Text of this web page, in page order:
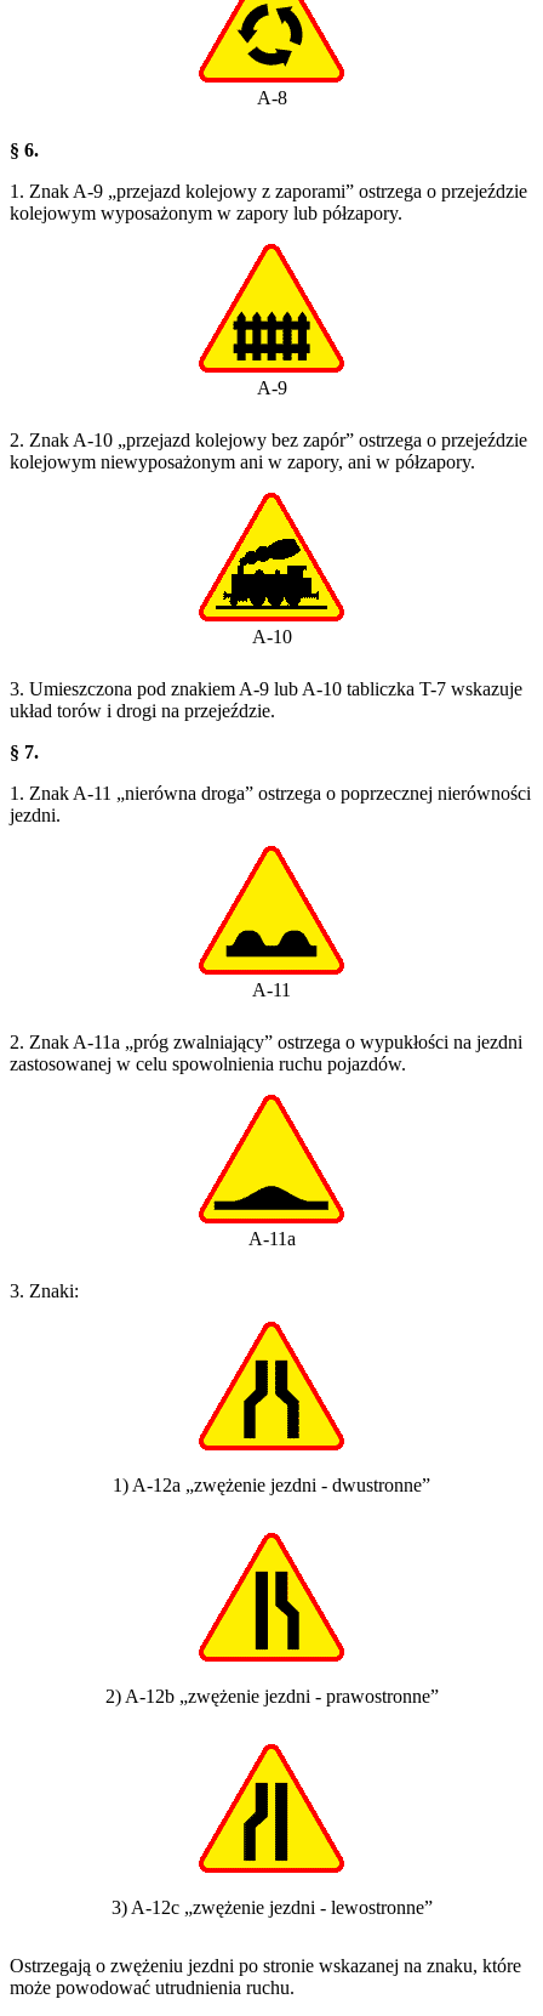
A-8
§ 6.
1. Znak A-9 „przejazd kolejowy z zaporami” ostrzega o przejeździe
kolejowym wyposażonym w zapory lub półzapory.
A-9
2. Znak A-10 „przejazd kolejowy bez zapór” ostrzega o przejeździe
kolejowym niewyposażonym ani w zapory, ani w półzapory.
A-10
3. Umieszczona pod znakiem A-9 lub A-10 tabliczka T-7 wskazuje
układ torów i drogi na przejeździe.
§ 7.
1. Znak A-11 „nierówna droga” ostrzega o poprzecznej nierówności
jezdni.
A-11
2. Znak A-11a „próg zwalniający” ostrzega o wypukłości na jezdni
zastosowanej w celu spowolnienia ruchu pojazdów.
A-11a
3. Znaki:
1) A-12a „zwężenie jezdni - dwustronne”
2) A-12b „zwężenie jezdni - prawostronne”
3) A-12c „zwężenie jezdni - lewostronne”
Ostrzegają o zwężeniu jezdni po stronie wskazanej na znaku, które
może powodować utrudnienia ruchu.